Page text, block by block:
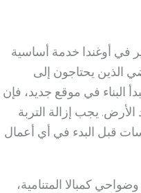
في أوغندا خدمة أساسية
الذين يحتاجون إلى
البناء في موقع جديد، فإن
يجب إزالة التربة
قبل البدء في أي أعمال
كمبالا المتنامية،